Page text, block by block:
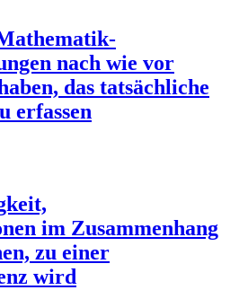
nach wie vor
das tatsächliche
erfassen
im Zusammenhang
zu einer
wird